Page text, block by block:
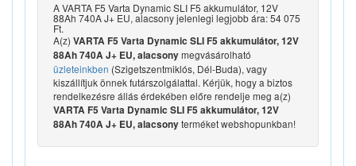
A VARTA F5 Varta Dynamic SLI F5 akkumulátor, 12V
88Ah 740A J+ EU, alacsony jelenlegi legjobb ára: 54 075
Ft.
A(z) VARTA F5 Varta Dynamic SLI F5 akkumulátor, 12V
88Ah 740A J+ EU, alacsonymegvásárolható
üzleteinkben (Szigetszentmiklós, Dél-Buda), vagy
kiszállítjuk önnek futárszolgálattal. Kérjük, hogy a biztos
rendelkezésre állás érdekében előre rendelje meg a(z)
VARTA F5 Varta Dynamic SLI F5 akkumulátor, 12V
88Ah 740A J+ EU, alacsonyterméket webshopunkban!